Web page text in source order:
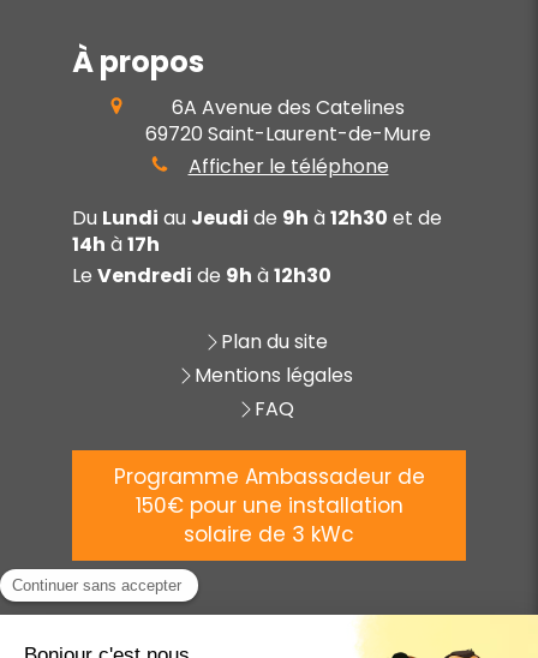
À propos
6A Avenue des Catelines
69720 Saint-Laurent-de-Mure
Afficher le téléphone
Du Lundi au Jeudi de 9h à12h30 et de
14h à17h
Le Vendredi de 9h à12h30
Plan du site
Mentions légales
FAQ
Programme Ambassadeur de
150€ pour une installation
solaire de 3 kWc